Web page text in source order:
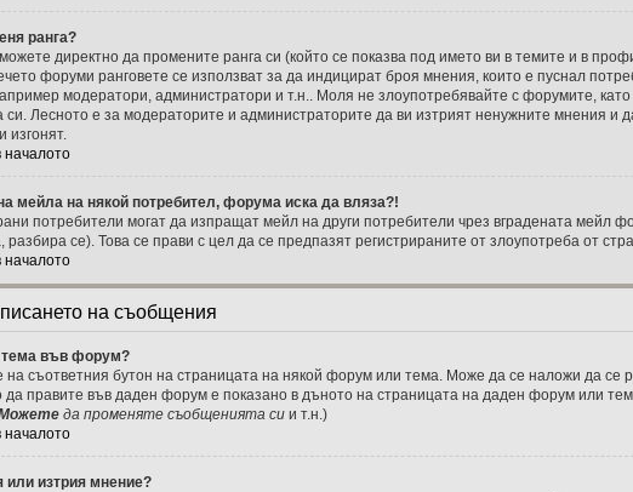
ранга?
директно да промените ранга си (който се показва под името ви в темите и в
форуми ранговете се използват за да индицират броя мнения, които е пуснал
модератори, администратори и т.н.. Моля не злоупотребявайте с форумите,
си. Лесното е за модераторите и администраторите да ви изтрият ненужните мнения и
изгонят.
началото
мейла на някой потребител, форума иска да вляза?!
потребители могат да изпращат мейл на други потребители чрез вградената мейл
разбира се). Това се прави с цел да се предпазят регистрираните от злоупотреба от
началото
на съобщения
тема във форум?
на съответния бутон на страницата на някой форум или тема. Може да се наложи да се
правите във даден форум е показано в дъното на страницата на даден форум или
да променяте съобщенията си и т.н.)
началото
или изтрия мнение?